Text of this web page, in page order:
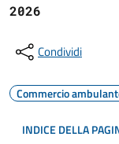
2026
Condividi
Commercio
INDICE DELLA